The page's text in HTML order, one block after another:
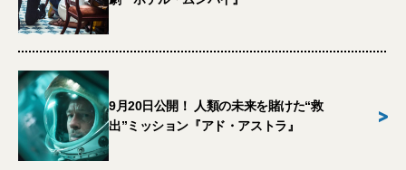
9月20日公開！ 人類の未来を賭けた“救
出”ミッション『アド・アストラ』
>